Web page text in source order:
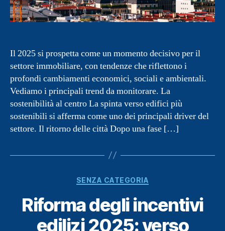
Il 2025 si prospetta come un momento decisivo per il
settore immobiliare, con tendenze che riflettono i
profondi cambiamenti economici, sociali e ambientali.
Vediamo i principali trend da monitorare. La
sostenibilità al centro La spinta verso edifici più
sostenibili si afferma come uno dei principali driver del
settore. Il ritorno delle città Dopo una fase […]
Categorie
SENZA CATEGORIA
Riforma degli incentivi
edilizi 2025: verso